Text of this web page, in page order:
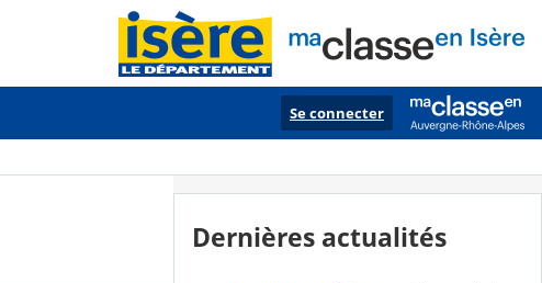
Se connecter
Dernières actualités